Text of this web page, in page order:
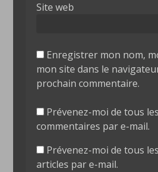
Site web
Enregistrer mon nom,
mon site dans le
prochain commentaire.
Prévenez-moi de tous
commentaires par e-mail.
Prévenez-moi de tous
articles par e-mail.